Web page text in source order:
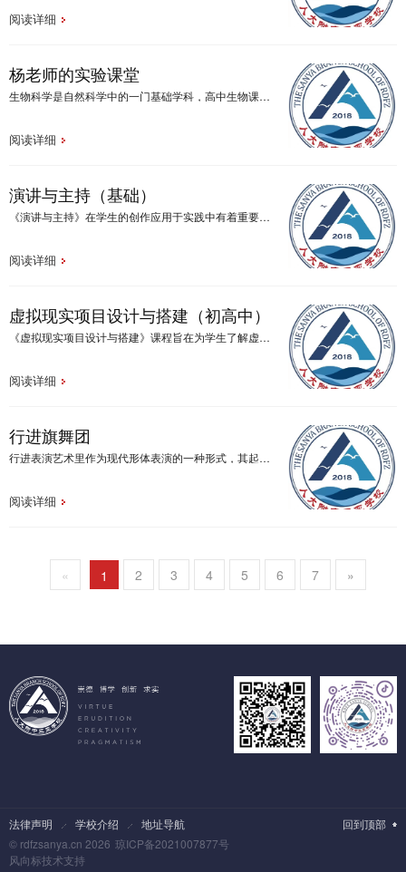
阅读详细
杨老师的实验课堂
生物科学是自然科学中的一门基础学科，高中生物课程应当与时俱进，以适应时代的需要。新课标要求我们重视发展学生的生物核心素养，提高学生实践动手能力是使学生得到更好发展的关键。
阅读详细
演讲与主持（基础）
《演讲与主持》在学生的创作应用于实践中有着重要的基础，也在普通话语音形象上、语言表达、主持等领域中有着广泛的应用。该课程的特点是实践性强，需要坚持不懈地反复练习。本课程在授课过程中通过语音、发声、口语应用、主持创作等方面帮助学生建立科学发声意识，并结合作品进行分层次练习，以达到不同声音创作的需要。
阅读详细
虚拟现实项目设计与搭建（初高中）
《虚拟现实项目设计与搭建》课程旨在为学生了解虚拟现实技术的发展，让学生了解虚拟现实技术的原理、应用场景，让学生对这种高新技术有更加深入的理解，并能够通过自己的设计实现搭建实现简单的虚拟现实项目。
阅读详细
行进旗舞团
行进表演艺术里作为现代形体表演的一种形式，其起源来自于军乐队，每个动作体现了军人坚强的意志和顽强不屈的韧性。结合学生的兴趣和意志力特点，把现代舞、街舞、体育舞蹈、艺术体操和武术中的元素和旗帜相结合，创编出适合学生的舞蹈动作，有利于培养学生兴趣和艺术气质，更重要的是发展学生像军人坚强不屈意志力和韧性。
阅读详细
« 1 2 3 4 5 6 7 »
法律声明 学校介绍 地址导航
回到顶部
© rdfzsanya.cn 2026 琼ICP备2021007877号
风向标技术支持